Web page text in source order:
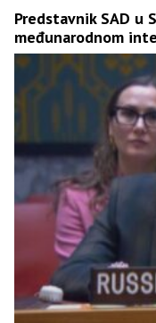
Predstavnik SAD u
međunarodnom